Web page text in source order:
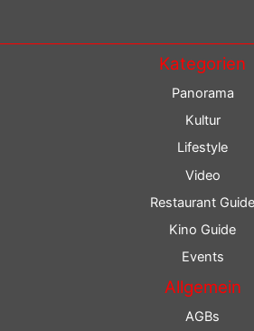
Kategorien
Panorama
Kultur
Lifestyle
Video
Restaurant Guide
Kino Guide
Events
Allgemein
AGBs